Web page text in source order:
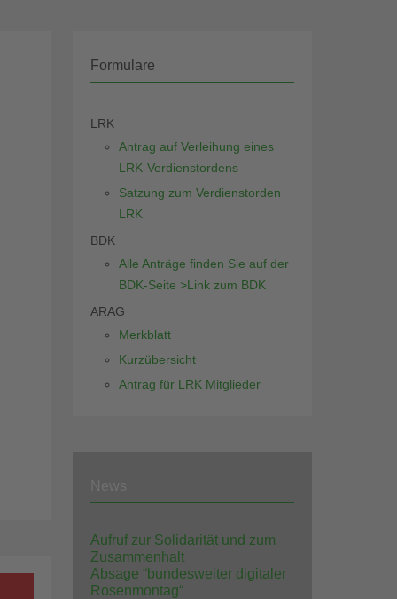
Formulare
LRK
Antrag auf Verleihung eines
LRK-Verdienstordens
Satzung zum Verdienstorden
LRK
BDK
Alle Anträge finden Sie auf der
BDK-Seite >Link zum BDK
ARAG
Merkblatt
Kurzübersicht
Antrag für LRK Mitglieder
Aufruf zur Solidarität und zum
Zusammenhalt
Absage “bundesweiter digitaler
Rosenmontag“